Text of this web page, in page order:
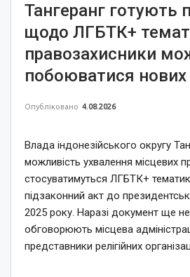
Тангеранг готують
щодо ЛГБТК+
правозахисники
побоюватися
Опубліковано 4.08.2026
Влада індонезійського округу
можливість ухвалення місцевих
стосуватимуться ЛГБТК+
підзаконний акт до
2025 року. Наразі документ ще
обговорюють місцева
представники релігійних